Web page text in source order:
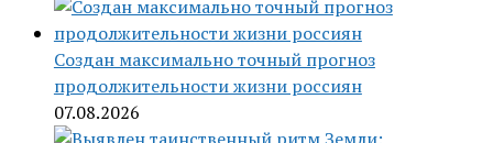
Создан максимально точный прогноз
продолжительности жизни россиян
07.08.2026